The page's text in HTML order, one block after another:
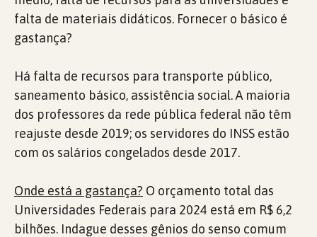
falta de materiais didáticos. Fornecer o básico é
gastança?
Há falta de recursos para transporte público,
saneamento básico, assistência social. A maioria
dos professores da rede pública federal não têm
reajuste desde 2019; os servidores do INSS estão
com os salários congelados desde 2017.
Onde está a gastança? O orçamento total das
Universidades Federais para 2024 está em R$ 6,2
bilhões. Indague desses gênios do senso comum